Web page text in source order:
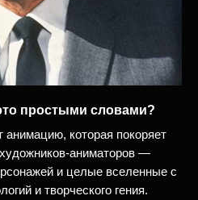
простыми словами?
анимацию, которая покоряет
аниматоров —
и целые вселенные с
и творческого гения.